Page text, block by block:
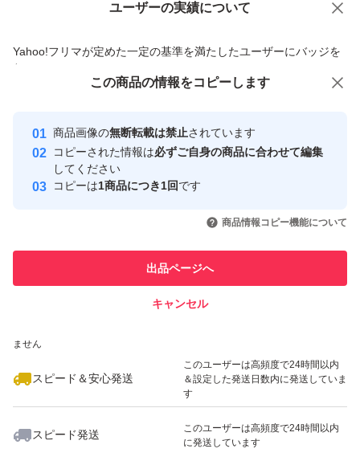
ユーザーの実績について
Yahoo!フリマが定めた一定の基準を満たしたユーザーにバッジを
付与しています
安心取引出品者
心・安全なユーザーです
取引実績
引を完了させた実績があります
での取引実績があります
ません
スピード＆安心発送
このユーザーは高頻度で24時間以内
＆設定した発送日数内に発送していま
す
スピード発送
このユーザーは高頻度で24時間以内
に発送しています
価格の相談 商品への質問
この商品の情報をコピーします
商品画像の無断転載は禁止されています
コピーされた情報は必ずご自身の商品に合わせて編集
してください
コピーは1商品につき1回です
商品情報コピー機能について
出品ページへ
キャンセル
この商品をみている人にオススメ
いいね！
6,200